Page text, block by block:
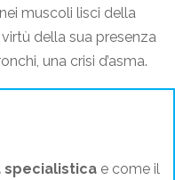
muscoli lisci della
della sua presenza
una crisi d’asma.
specialistica e come il